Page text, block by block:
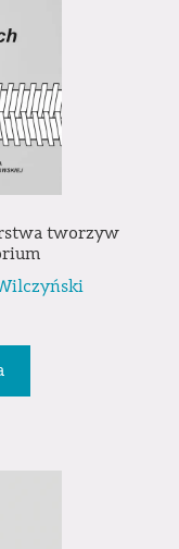
tworzyw